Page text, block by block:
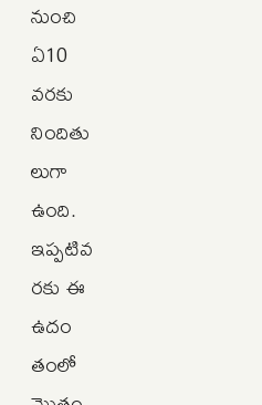
నుంచి
ఏ10
వరకు
నిందితు
లుగా
ఉంది.
ఇప్పటివ
రకు ఈ
ఉదం
తంలో